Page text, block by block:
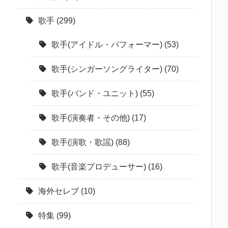
歌手 (299)
歌手(アイドル・パフォーマー) (53)
歌手(シンガーソングライター) (70)
歌手(バンド・ユニット) (55)
歌手(演奏者・その他) (17)
歌手(演歌・歌謡) (88)
歌手(音楽プロデューサー) (16)
海外セレブ (10)
特集 (99)